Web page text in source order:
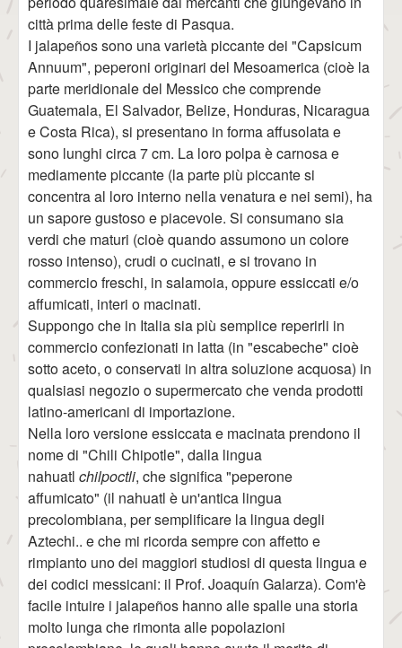
città prima delle feste di Pasqua.
I jalapeños sono una varietà piccante dei "Capsicum
Annuum", peperoni originari del Mesoamerica (cioè la
parte meridionale del Messico che comprende
Guatemala, El Salvador, Belize, Honduras, Nicaragua
e Costa Rica), si presentano in forma affusolata e
sono lunghi circa 7 cm. La loro polpa è carnosa e
mediamente piccante (la parte più piccante si
concentra al loro interno nella venatura e nei semi), ha
un sapore gustoso e piacevole. Si consumano sia
verdi che maturi (cioè quando assumono un colore
rosso intenso), crudi o cucinati, e si trovano in
commercio freschi, in salamoia, oppure essiccati e/o
affumicati, interi o macinati.
Suppongo che in Italia sia più semplice reperirli in
commercio confezionati in latta (in "escabeche" cioè
sotto aceto, o conservati in altra soluzione acquosa) in
qualsiasi negozio o supermercato che venda prodotti
latino-americani di importazione.
Nella loro versione essiccata e macinata prendono il
nome di "Chili Chipotle", dalla lingua
nahuatl chilpoctli, che significa "peperone
affumicato" (il nahuatl è un'antica lingua
precolombiana, per semplificare la lingua degli
Aztechi.. e che mi ricorda sempre con affetto e
rimpianto uno dei maggiori studiosi di questa lingua e
dei codici messicani: il Prof. Joaquín Galarza). Com'è
facile intuire i jalapeños hanno alle spalle una storia
molto lunga che rimonta alle popolazioni